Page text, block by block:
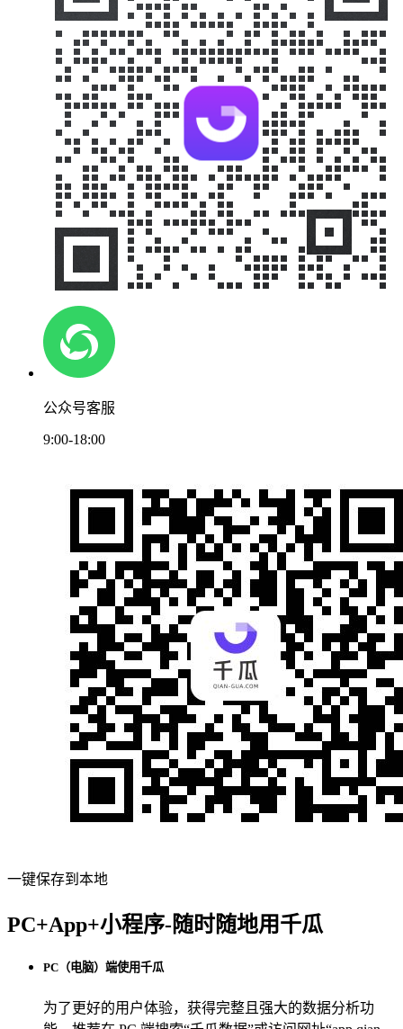
公众号客服
9:00-18:00
一键保存到本地
PC+App+小程序-随时随地用千瓜
PC（电脑）端使用千瓜
为了更好的用户体验，获得完整且强大的数据分析功